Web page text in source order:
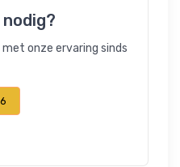
met onze ervaring sinds